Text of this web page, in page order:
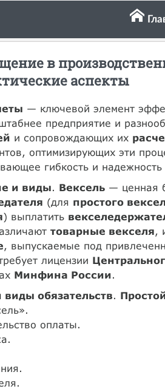
в
аспекты
— ключевой элемент
предприятие и
и сопровождающих их
оптимизирующих эти
гибкость и
и виды. Вексель— ценная
(для простого
) выплатить
товарные векселя,
, выпускаемые под
лицензии
Минфина России.
обязательств.
оплаты.